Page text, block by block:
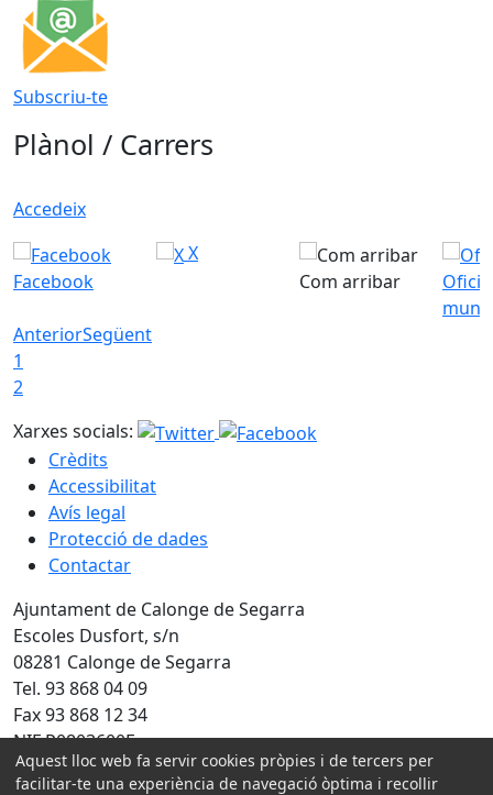
Subscriu-te
Plànol / Carrers
Accedeix
Facebook
X
Com arribar
AnteriorSegüent
1
2
Xarxes socials:
Crèdits
Accessibilitat
Avís legal
Protecció de dades
Contactar
Ajuntament de Calonge de Segarra
Escoles Dusfort, s/n
08281 Calonge de Segarra
Tel. 93 868 04 09
Fax 93 868 12 34
NIF P0803600F
Amb la col·laboració de:
Aquest lloc web fa servir cookies pròpies i de tercers per
facilitar-te una experiència de navegació òptima i recollir